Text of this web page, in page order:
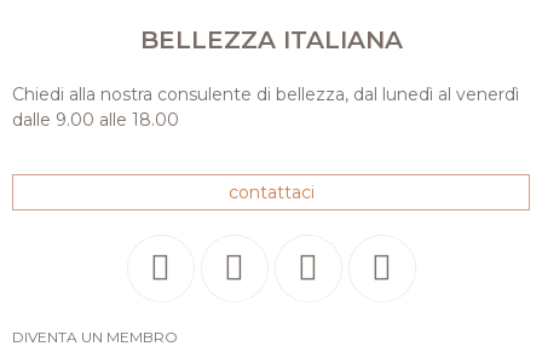
BELLEZZA ITALIANA
Chiedi alla nostra consulente di bellezza, dal lunedì al venerdì
dalle 9.00 alle 18.00
contattaci
DIVENTA UN MEMBRO